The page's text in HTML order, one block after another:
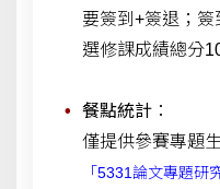
要簽到+簽退；
選修課成績總分
餐點統計 ：
僅提供參賽專題生
「5331論文專題研